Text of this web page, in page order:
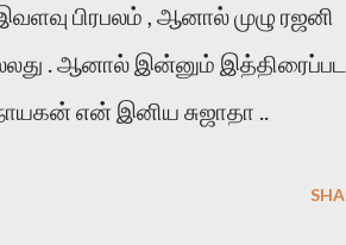
பிரபலம் , ஆனால் முழு ரஜனி
. ஆனால் இன்னும் இத்திரைப்பட
என் இனிய சுஜாதா ..